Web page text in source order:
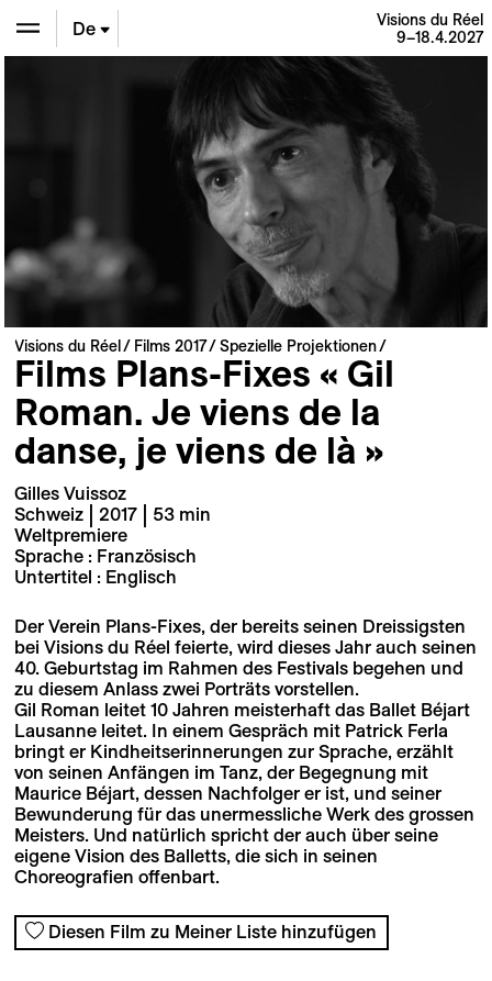
De
Visions du Réel
9–18.4.2027
Visions du Réel Films 2017 Spezielle Projektionen
Films Plans-Fixes « Gil
Roman. Je viens de la
danse, je viens de là »
Gilles Vuissoz
Schweiz | 2017 | 53 min
Weltpremiere
Sprache : Französisch
Untertitel : Englisch
Der Verein Plans-Fixes, der bereits seinen Dreissigsten
bei Visions du Réel feierte, wird dieses Jahr auch seinen
40. Geburtstag im Rahmen des Festivals begehen und
zu diesem Anlass zwei Porträts vorstellen.
Gil Roman leitet 10 Jahren meisterhaft das Ballet Béjart
Lausanne leitet. In einem Gespräch mit Patrick Ferla
bringt er Kindheitserinnerungen zur Sprache, erzählt
von seinen Anfängen im Tanz, der Begegnung mit
Maurice Béjart, dessen Nachfolger er ist, und seiner
Bewunderung für das unermessliche Werk des grossen
Meisters. Und natürlich spricht der auch über seine
eigene Vision des Balletts, die sich in seinen
Choreografien offenbart.
Diesen Film zu Meiner Liste hinzufügen